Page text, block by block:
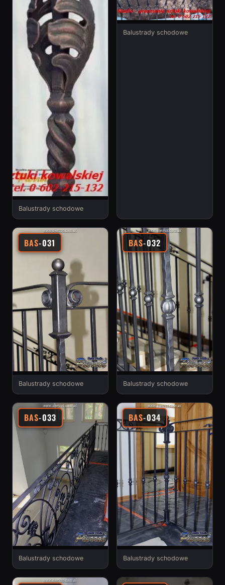
Balustrady schodowe
Balustrady schodowe
BAS-031
Balustrady schodowe
BAS-032
Balustrady schodowe
BAS-033
Balustrady schodowe
BAS-034
Balustrady schodowe